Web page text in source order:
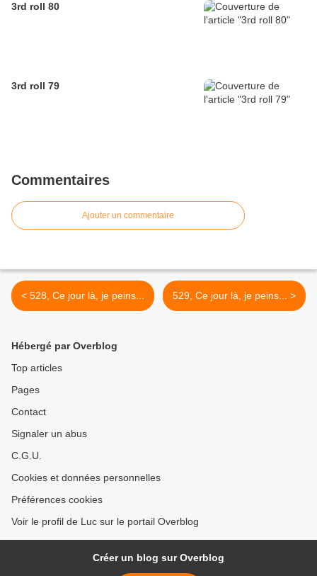
3rd roll 80
3rd roll 79
Commentaires
Ajouter un commentaire
< 528, Ce jour là, je peins... 529, Ce jour là, je peins... >
Hébergé par Overblog
Top articles
Pages
Contact
Signaler un abus
C.G.U.
Cookies et données personnelles
Préférences cookies
Voir le profil de Luc sur le portail Overblog
Créer un blog sur Overblog